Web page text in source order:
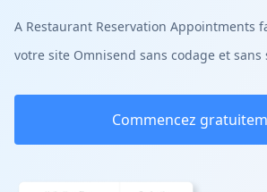
A Restaurant Reservation Appointments
votre site Omnisend sans codage et sans
Commencez